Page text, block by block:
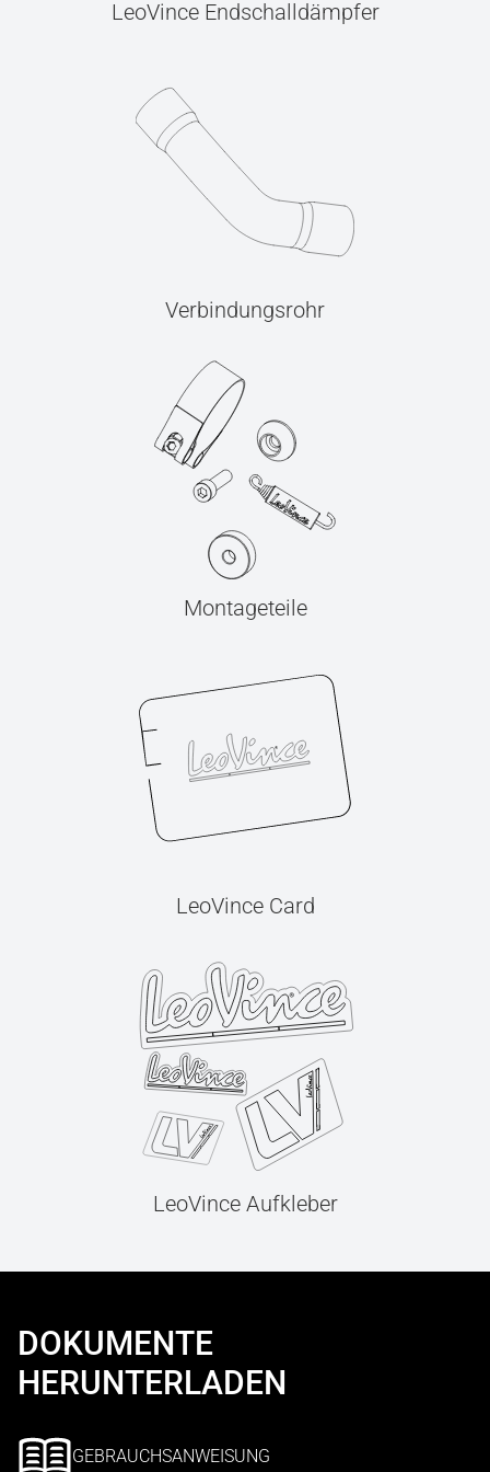
LeoVince Endschalldämpfer
Verbindungsrohr
Montageteile
LeoVince Card
LeoVince Aufkleber
DOKUMENTE
HERUNTERLADEN
GEBRAUCHSANWEISUNG